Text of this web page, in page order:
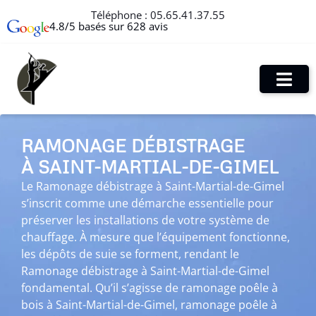
Téléphone : 05.65.41.37.55
4.8/5 basés sur 628 avis
RAMONAGE DÉBISTRAGE
À SAINT-MARTIAL-DE-GIMEL
Le Ramonage débistrage à Saint-Martial-de-Gimel
s’inscrit comme une démarche essentielle pour
préserver les installations de votre système de
chauffage. À mesure que l’équipement fonctionne,
les dépôts de suie se forment, rendant le
Ramonage débistrage à Saint-Martial-de-Gimel
fondamental. Qu’il s’agisse de ramonage poêle à
bois à Saint-Martial-de-Gimel, ramonage poêle à